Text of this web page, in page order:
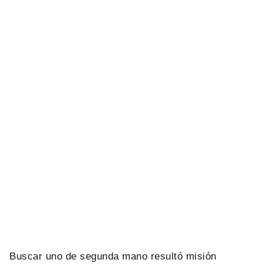
Buscar uno de segunda mano resultó misión